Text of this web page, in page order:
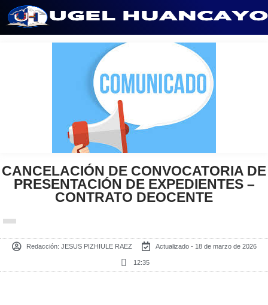
CANCELACIÓN DE CONVOCATORIA DE
PRESENTACIÓN DE EXPEDIENTES –
CONTRATO DEOCENTE
Redacción: JESUS PIZHIULE RAEZ Actualizado - 18 de marzo de 2026
12:35